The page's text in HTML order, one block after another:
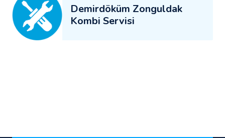
Demirdöküm Zonguldak
Kombi Servisi